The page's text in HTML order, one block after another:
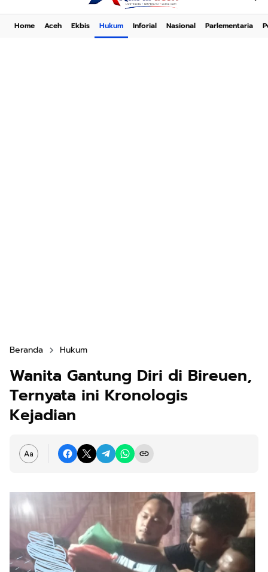
Home Aceh Ekbis Hukum Inforial Nasional Parlementaria
Beranda Hukum
Wanita Gantung Diri di Bireuen,
Ternyata ini Kronologis
Kejadian